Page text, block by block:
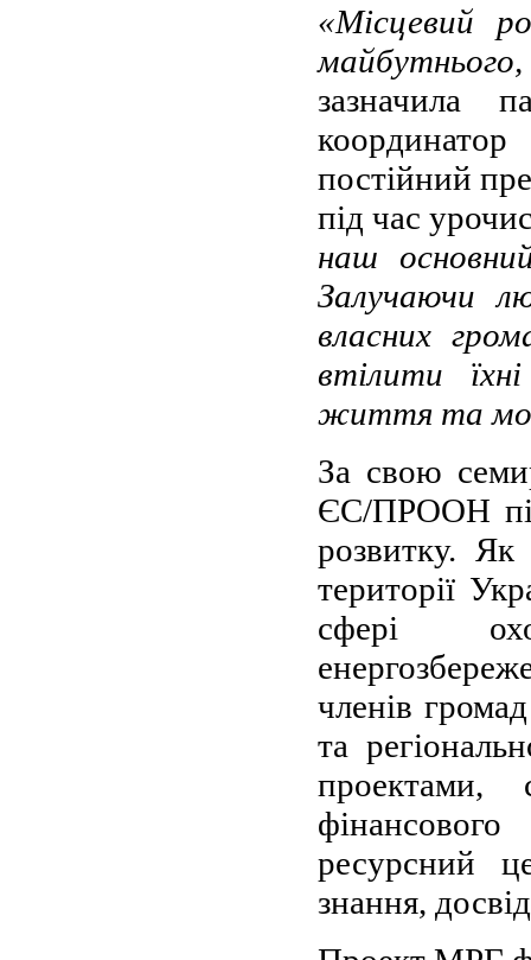
«Місцевий
зазначила
постійний
під час
наш
Залучаючи
власних
втілити
життя та
За свою
ЄС/ПРООН
розвитку.
території
сфері
членів
та
проектами,
ресурсний
знання,